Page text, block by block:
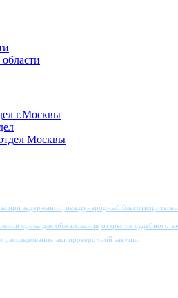
г.Москвы
Москвы
при задержании международный
срока для обжалования открытие судебного
расследования акт проверочной закупки